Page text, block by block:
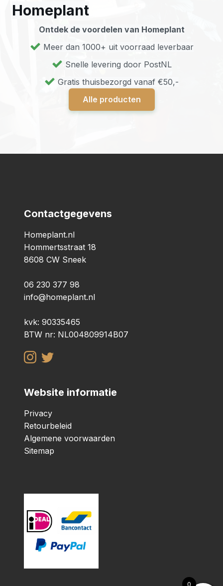
Homeplant
Ontdek de voordelen van Homeplant
Meer dan 1000+ uit voorraad leverbaar
Snelle levering door PostNL
Gratis thuisbezorgd vanaf €50,-
Alle producten
Contactgegevens
Homeplant.nl
Hommertsstraat 18
8608 CW Sneek
06 230 377 98
info@homeplant.nl
kvk: 90335465
BTW nr: NL004809914B07
Website informatie
Privacy
Retourbeleid
Algemene voorwaarden
Sitemap
0